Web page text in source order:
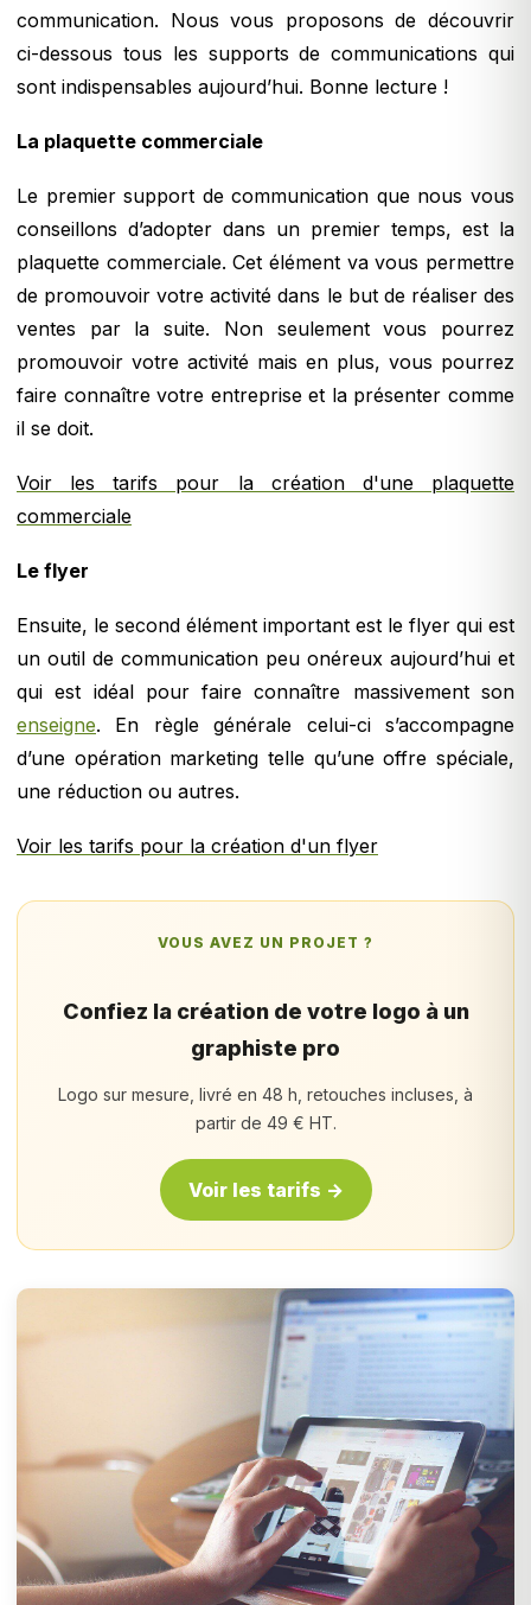
communication. Nous vous proposons de découvrir
ci-dessous tous les supports de communications qui
sont indispensables aujourd’hui. Bonne lecture !
La plaquette commerciale
Le premier support de communication que nous vous
conseillons d’adopter dans un premier temps, est la
plaquette commerciale. Cet élément va vous permettre
de promouvoir votre activité dans le but de réaliser des
ventes par la suite. Non seulement vous pourrez
promouvoir votre activité mais en plus, vous pourrez
faire connaître votre entreprise et la présenter comme
il se doit.
Voir les tarifs pour la création d'une plaquette
commerciale
Le flyer
Ensuite, le second élément important est le flyer qui est
un outil de communication peu onéreux aujourd’hui et
qui est idéal pour faire connaître massivement son
enseigne. En règle générale celui-ci s’accompagne
d’une opération marketing telle qu’une offre spéciale,
une réduction ou autres.
Voir les tarifs pour la création d'un flyer
VOUS AVEZ UN PROJET ?
Confiez la création de votre logo à un
graphiste pro
Logo sur mesure, livré en 48 h, retouches incluses, à
partir de 49 € HT.
Voir les tarifs →